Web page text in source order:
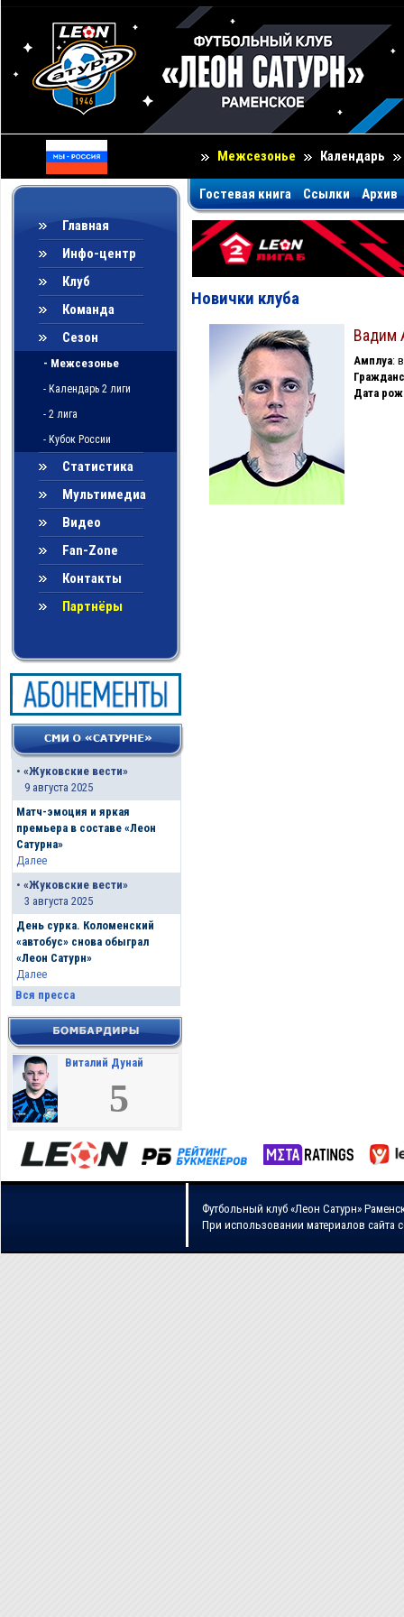
Межсезонье Календарь
Главная
Инфо-центр
Клуб
Команда
Сезон
- Межсезонье
- Календарь 2 лиги
- 2 лига
- Кубок России
Статистика
Мультимедиа
Видео
Fan-Zone
Контакты
Партнёры
• «Жуковские вести»
9 августа 2025
Матч-эмоция и яркая
премьера в составе «Леон
Сатурна»
Далее
• «Жуковские вести»
3 августа 2025
День сурка. Коломенский
«автобус» снова обыграл
«Леон Сатурн»
Далее
Вся пресса
Виталий Дунай
5
Гостевая книга Ссылки Архив
Новички клуба
Вадим
Амплуа:
Дата
Футбольный клуб «Леон Сатурн»
При использовании материалов сайта